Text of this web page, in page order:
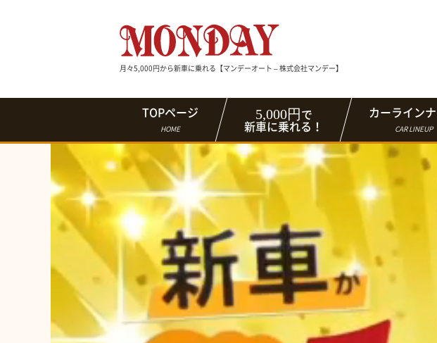
月々5,000円から新車に乗れる【マンデーオート – 株式会社マンデー】
TOPページ
HOME
5,000円 で
新車に乗れる！
カーライン
CAR LINEUP